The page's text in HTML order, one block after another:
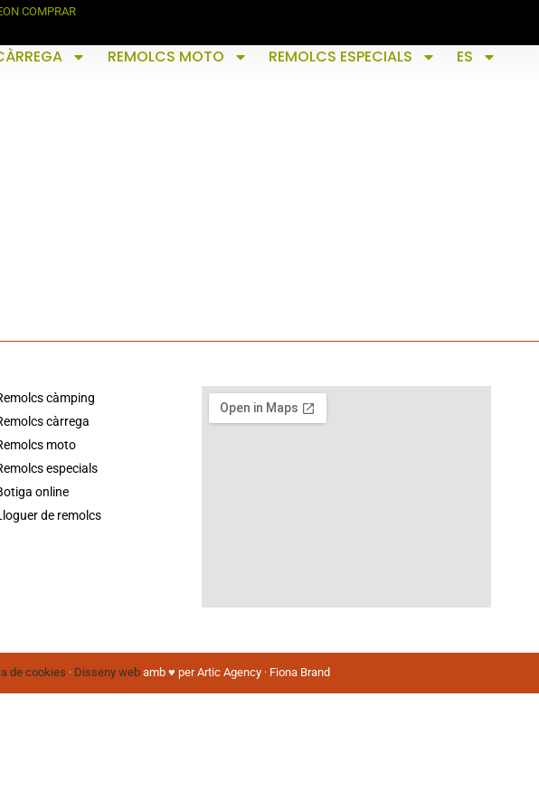
ON COMPRAR
REMOLCS MOTO REMOLCS ESPECIALS ES
càmping
càrrega
moto
especials
online
de remolcs
de cookies · Disseny web amb ♥️ per Artic Agency · Fiona Brand